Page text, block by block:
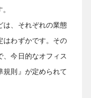
は、それぞれの業態
はわずかです。その
、今日的なオフィス
規則』が定められて